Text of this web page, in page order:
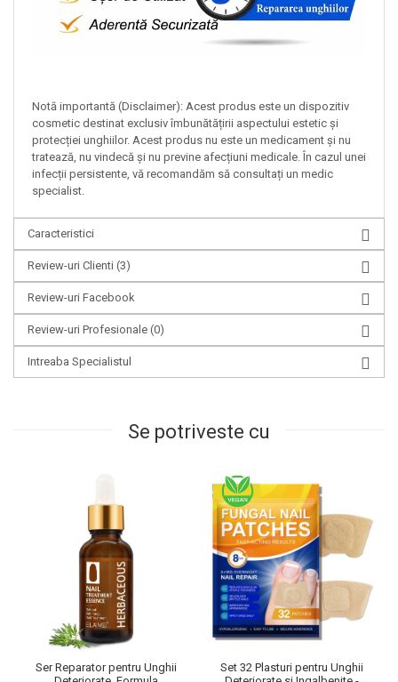
Notă importantă (Disclaimer): Acest produs este un dispozitiv
cosmetic destinat exclusiv îmbunătățirii aspectului estetic și
protecției unghiilor. Acest produs nu este un medicament și nu
tratează, nu vindecă și nu previne afecțiuni medicale. În cazul unei
infecții persistente, vă recomandăm să consultați un medic
specialist.
Caracteristici
Review-uri Clienti (3)
Review-uri Facebook
Review-uri Profesionale (0)
Intreaba Specialistul
Se potriveste cu
Ser Reparator pentru Unghii
Set 32 Plasturi pentru Unghii